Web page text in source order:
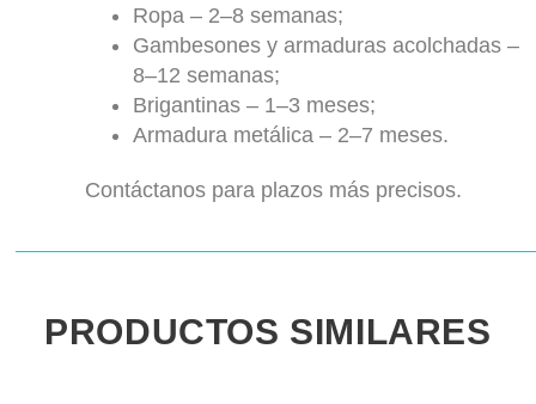
Ropa – 2–8 semanas;
Gambesones y armaduras acolchadas –
8–12 semanas;
Brigantinas – 1–3 meses;
Armadura metálica – 2–7 meses.
Contáctanos para plazos más precisos.
PRODUCTOS SIMILARES